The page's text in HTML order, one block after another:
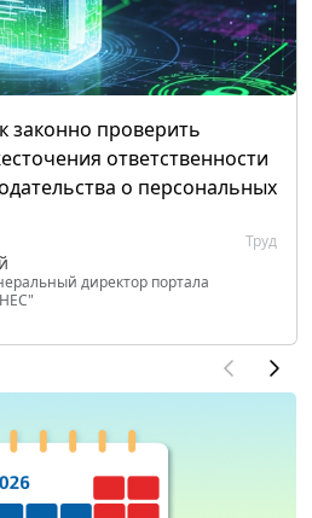
законно проверить
ответственности
о персональных
Труд
директор портала